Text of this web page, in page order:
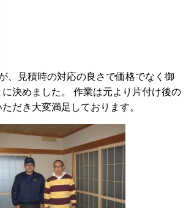
、見積時の対応の良さで価格でなく御
決めました。 作業は元より片付け後の
だき大変満足しております。